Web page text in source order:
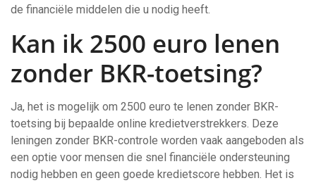
de financiële middelen die u nodig heeft.
Kan ik 2500 euro lenen
zonder BKR-toetsing?
Ja, het is mogelijk om 2500 euro te lenen zonder BKR-
toetsing bij bepaalde online kredietverstrekkers. Deze
leningen zonder BKR-controle worden vaak aangeboden als
een optie voor mensen die snel financiële ondersteuning
nodig hebben en geen goede kredietscore hebben. Het is